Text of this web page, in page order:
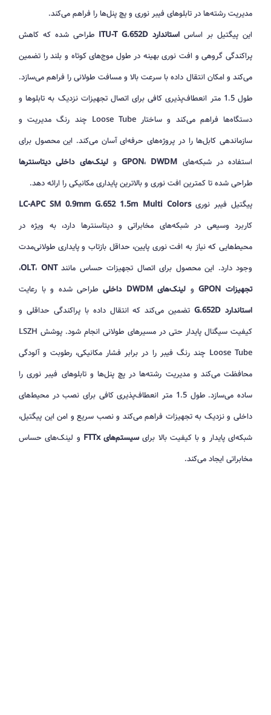
مدیریت رشته‌ها در تابلوهای فیبر نوری و پچ پنل‌ها را فراهم می‌کند.
این پیگتیل بر اساس استاندارد ITU-T G.652D
طراحی شده که کاهش
پراکندگی گروهی و افت نوری بهینه در طول موج‌های کوتاه و بلند را تضمین
می‌کند و امکان انتقال داده با سرعت بالا و مسافت طولانی را فراهم می‌سازد.
طول 1.5 متر انعطاف‌پذیری کافی برای اتصال تجهیزات نزدیک به تابلوها و
دستگاه‌ها فراهم می‌کند و ساختار Loose Tube چند رنگ مدیریت و
سازماندهی کابل‌ها را در پروژه‌های حرفه‌ای آسان می‌کند. این محصول برای
استفاده در شبکه‌های
GPON، DWDM و لینک‌های داخلی دیتاسنترها
طراحی شده تا کمترین افت نوری و بالاترین پایداری مکانیکی را ارائه دهد.
پیگتیل فیبر نوری LC-APC SM 0.9mm G.652 1.5m Multi Colors
کاربرد وسیعی در شبکه‌های مخابراتی و دیتاسنترها دارد، به ویژه در
محیط‌هایی که نیاز به افت نوری پایین، حداقل بازتاب و پایداری طولانی‌مدت
وجود دارد. این محصول برای اتصال تجهیزات حساس مانند
OLT، ONT
،
تجهیزات GPON
و لینک‌های DWDM داخلی
طراحی شده و با رعایت
استاندارد G.652D
تضمین می‌کند که انتقال داده با پراکندگی حداقلی و
کیفیت سیگنال پایدار حتی در مسیرهای طولانی انجام شود. پوشش LSZH
Loose Tube چند رنگ فیبر را در برابر فشار مکانیکی، رطوبت و آلودگی
محافظت می‌کند و مدیریت رشته‌ها در پچ پنل‌ها و تابلوهای فیبر نوری را
ساده می‌سازد. طول 1.5 متر انعطاف‌پذیری کافی برای نصب در محیط‌های
داخلی و نزدیک به تجهیزات فراهم می‌کند و نصب سریع و امن این پیگتیل،
شبکه‌ای پایدار و با کیفیت بالا برایسیستم‌های FTTx
و لینک‌های حساس
مخابراتی ایجاد می‌کند.